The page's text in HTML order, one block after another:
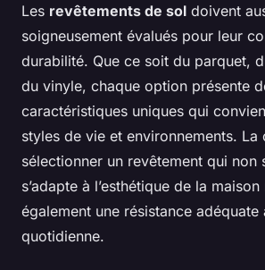
Les revêtements de sol doivent
soigneusement évalués pour leur
durabilité. Que ce soit du parquet,
du vinyle, chaque option présente
caractéristiques uniques qui
styles de vie et environnements. La
sélectionner un revêtement qui non
s’adapte à l’esthétique de la
également une résistance adéquate
quotidienne.